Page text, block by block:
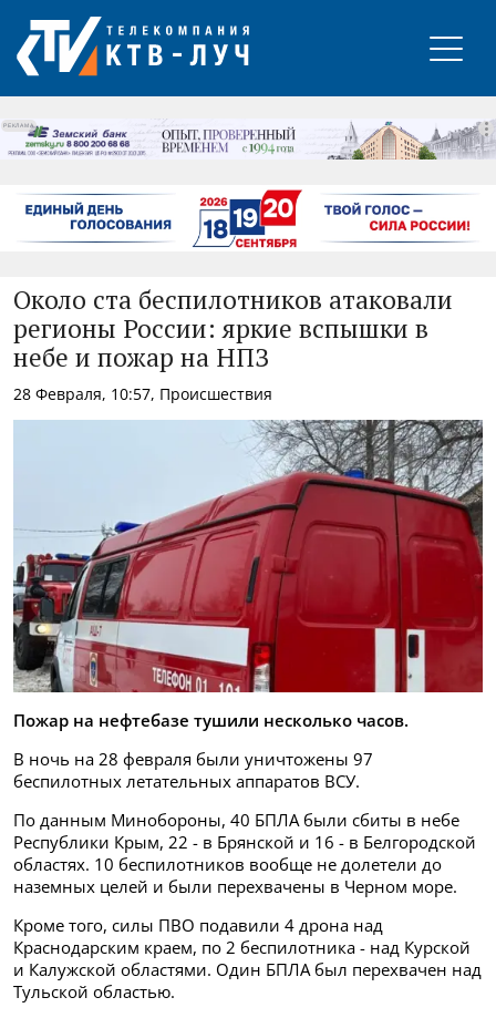
РЕКЛАМА
Около ста беспилотников атаковали
регионы России: яркие вспышки в
небе и пожар на НПЗ
28 Февраля, 10:57, Происшествия
Пожар на нефтебазе тушили несколько часов.
В ночь на 28 февраля были уничтожены 97
беспилотных летательных аппаратов ВСУ.
По данным Минобороны, 40 БПЛА были сбиты в небе
Республики Крым, 22 - в Брянской и 16 - в Белгородской
областях. 10 беспилотников вообще не долетели до
наземных целей и были перехвачены в Черном море.
Кроме того, силы ПВО подавили 4 дрона над
Краснодарским краем, по 2 беспилотника - над Курской
и Калужской областями. Один БПЛА был перехвачен над
Тульской областью.